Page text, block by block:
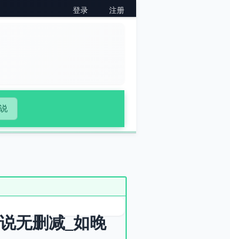
登录 注册
无删减_如晚